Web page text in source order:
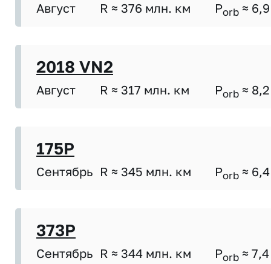
Август R ≈ 376 млн. км Porb ≈ 6,9
2018 VN2
Август R ≈ 317 млн. км Porb ≈ 8,2
175P
Сентябрь R ≈ 345 млн. км Porb ≈ 6,4
373P
Сентябрь R ≈ 344 млн. км Porb ≈ 7,4